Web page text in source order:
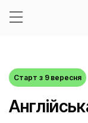
Старт з 9 вересня